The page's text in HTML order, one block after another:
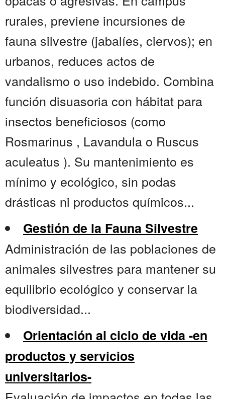
rurales, previene incursiones de
fauna silvestre (jabalíes, ciervos); en
urbanos, reduces actos de
vandalismo o uso indebido. Combina
función disuasoria con hábitat para
insectos beneficiosos (como
Rosmarinus , Lavandula o Ruscus
aculeatus ). Su mantenimiento es
mínimo y ecológico, sin podas
drásticas ni productos químicos...
Gestión de la Fauna Silvestre
Administración de las poblaciones de
animales silvestres para mantener su
equilibrio ecológico y conservar la
biodiversidad...
Orientación al ciclo de vida -en
productos y servicios
universitarios-